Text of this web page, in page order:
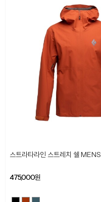
스트라타라인 스트레치 쉘 MENS
475,000원